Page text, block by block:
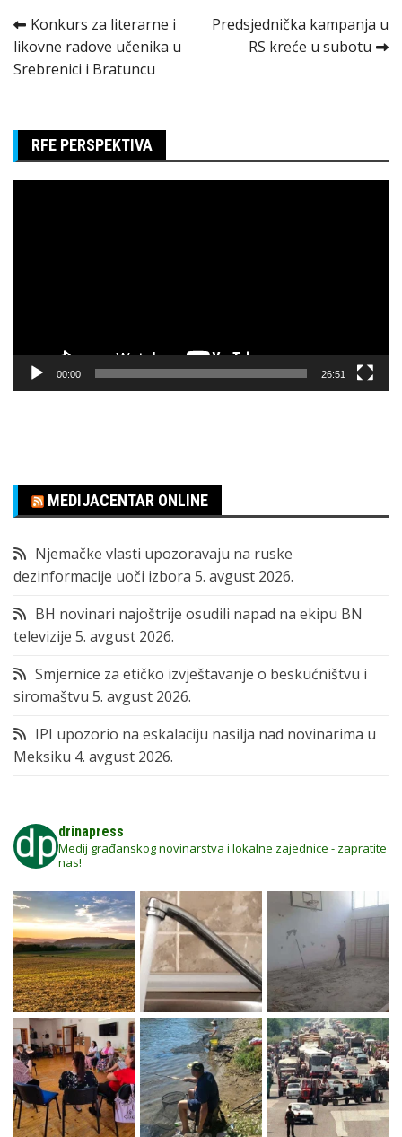
Kretanje
članka
Konkurs za literarne i
likovne radove učenika u
Srebrenici i Bratuncu
Predsjednička kampanja u
RS kreće u subotu
RFE PERSPEKTIVA
00:00 26:51
MEDIJACENTAR ONLINE
Njemačke vlasti upozoravaju na ruske
dezinformacije uoči izbora 5. avgust 2026.
BH novinari najoštrije osudili napad na ekipu BN
televizije 5. avgust 2026.
Smjernice za etičko izvještavanje o beskućništvu i
siromaštvu 5. avgust 2026.
IPI upozorio na eskalaciju nasilja nad novinarima u
Meksiku 4. avgust 2026.
drinapress
Medij građanskog novinarstva i lokalne zajednice - zapratite
nas!